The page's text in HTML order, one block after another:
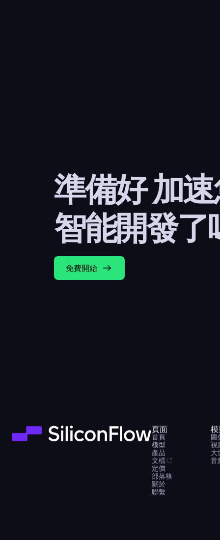
準備好 加
智能開發了
免費開始
頁面
首頁
模型
產品
文檔
定價
部落格
關於
聯繫
圖
視
大
音